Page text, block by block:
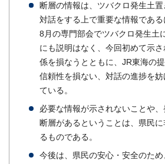
断層の情報は、ツバクロ発生土
対話をする上で重要な情報であ
8月の専門部会でツバクロ発生土
にも説明はなく、今回初めて示
係を損なうとともに、JR東海の
信頼性を損ない、対話の進捗を
ている。
必要な情報が示されないことや
断層があるということは、県民に
るものである。
今後は、県民の安心・安全のた